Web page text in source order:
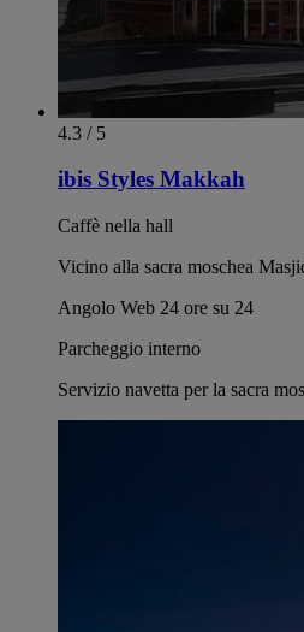
4.3 / 5
ibis Styles Makkah
Caffè nella hall
Vicino alla sacra moschea
Angolo Web 24 ore su 24
Parcheggio interno
Servizio navetta per la sacra